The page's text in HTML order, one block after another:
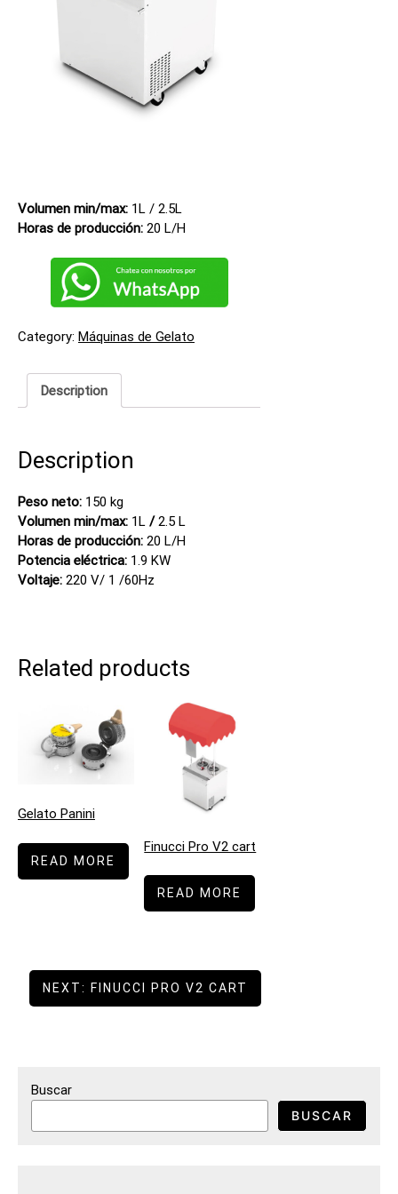
Volumen min/max: 1L / 2.5L
Horas de producción: 20 L/H
Category: Máquinas de Gelato
Description
Description
Peso neto: 150 kg
Volumen min/max: 1L /2.5 L
Horas de producción: 20 L/H
Potencia eléctrica: 1.9 KW
Voltaje: 220 V/ 1 /60Hz
Related products
Gelato Panini
READ MORE
Finucci Pro V2 cart
READ MORE
Navegación
NEXT: FINUCCI PRO V2 CART
Buscar
BUSCAR